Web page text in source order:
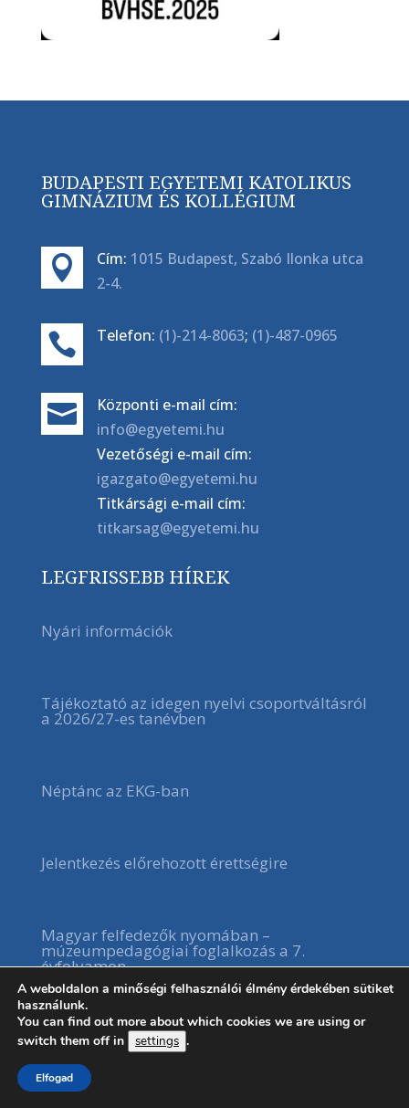
BUDAPESTI EGYETEMI KATOLIKUS
GIMNÁZIUM ÉS KOLLÉGIUM
 Cím: 1015 Budapest, Szabó Ilonka utca
2-4.
 Telefon: (1)-214-8063; (1)-487-0965

Központi e-mail cím:
info@egyetemi.hu
Vezetőségi e-mail cím:
igazgato@egyetemi.hu
Titkársági e-mail cím:
titkarsag@egyetemi.hu
LEGFRISSEBB HÍREK
Nyári információk
Tájékoztató az idegen nyelvi csoportváltásról
a 2026/27-es tanévben
Néptánc az EKG-ban
Jelentkezés előrehozott érettségire
Magyar felfedezők nyomában –
múzeumpedagógiai foglalkozás a 7.
évfolyamon
VI. EKIF-Meszlényi Kispályás Labdarúgó
A weboldalon a minőségi felhasználói élmény érdekében sütiket
használunk.
You can find out more about which cookies we are using or
switch them off in
settings .
Elfogad